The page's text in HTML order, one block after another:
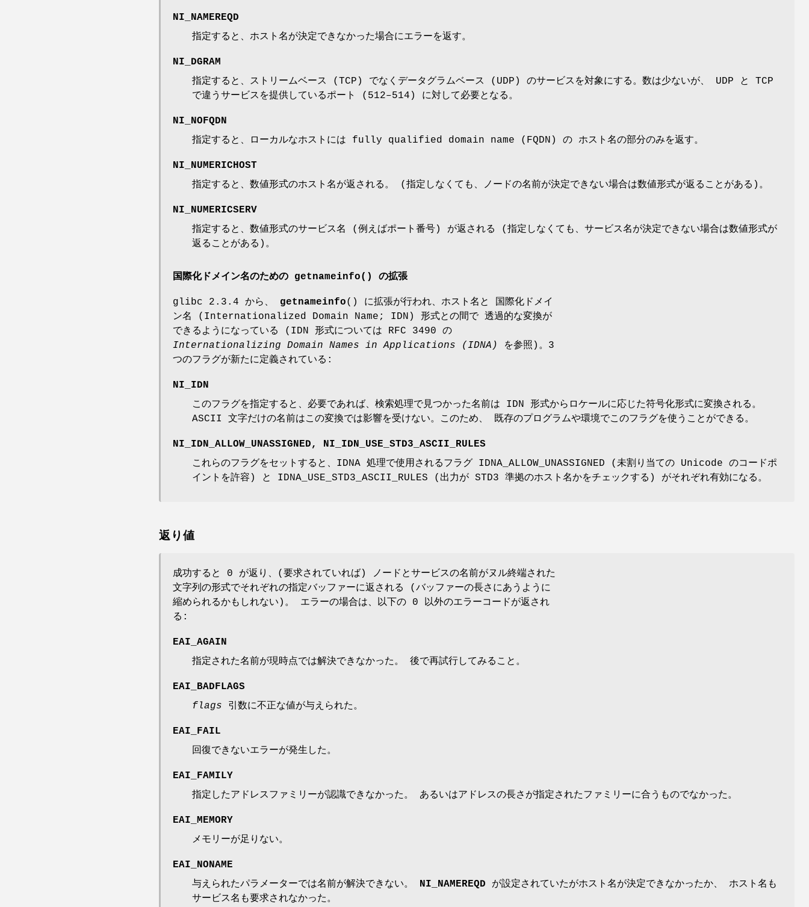
NI_NAMEREQD
指定すると、ホスト名が決定できなかった場合にエラーを返す。
NI_DGRAM
指定すると、ストリームベース (TCP) でなくデータグラムベース (UDP) のサービスを対象にする。数は少ないが、 UDP と TCP
で違うサービスを提供しているポート (512–514) に対して必要となる。
NI_NOFQDN
指定すると、ローカルなホストには fully qualified domain name (FQDN) の ホスト名の部分のみを返す。
NI_NUMERICHOST
指定すると、数値形式のホスト名が返される。 (指定しなくても、ノードの名前が決定できない場合は数値形式が返ることがある)。
NI_NUMERICSERV
指定すると、数値形式のサービス名 (例えばポート番号) が返される (指定しなくても、サービス名が決定できない場合は数値形式が
返ることがある)。
国際化ドメイン名のための getnameinfo() の拡張
glibc 2.3.4 から、 getnameinfo() に拡張が行われ、ホスト名と 国際化ドメイ
ン名 (Internationalized Domain Name; IDN) 形式との間で 透過的な変換が
できるようになっている (IDN 形式については RFC 3490 の
Internationalizing Domain Names in Applications (IDNA)
を参照)。3
つのフラグが新たに定義されている:
NI_IDN
このフラグを指定すると、必要であれば、検索処理で見つかった名前は IDN 形式からロケールに応じた符号化形式に変換される。
ASCII 文字だけの名前はこの変換では影響を受けない。このため、 既存のプログラムや環境でこのフラグを使うことができる。
NI_IDN_ALLOW_UNASSIGNED, NI_IDN_USE_STD3_ASCII_RULES
これらのフラグをセットすると、IDNA 処理で使用されるフラグ IDNA_ALLOW_UNASSIGNED (未割り当ての Unicode のコードポ
イントを許容) と IDNA_USE_STD3_ASCII_RULES (出力が STD3 準拠のホスト名かをチェックする) がそれぞれ有効になる。
返り値
成功すると 0 が返り、(要求されていれば) ノードとサービスの名前がヌル終端された
文字列の形式でそれぞれの指定バッファーに返される (バッファーの長さにあうように
縮められるかもしれない)。 エラーの場合は、以下の 0 以外のエラーコードが返され
る:
EAI_AGAIN
指定された名前が現時点では解決できなかった。 後で再試行してみること。
EAI_BADFLAGS
flags 引数に不正な値が与えられた。
EAI_FAIL
回復できないエラーが発生した。
EAI_FAMILY
指定したアドレスファミリーが認識できなかった。 あるいはアドレスの長さが指定されたファミリーに合うものでなかった。
EAI_MEMORY
メモリーが足りない。
EAI_NONAME
与えられたパラメーターでは名前が解決できない。
NI_NAMEREQD が設定されていたがホスト名が決定できなかったか、 ホスト名も
サービス名も要求されなかった。